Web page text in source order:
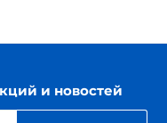
и новостей